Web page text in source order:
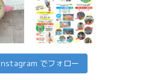
Instagram でフォロー